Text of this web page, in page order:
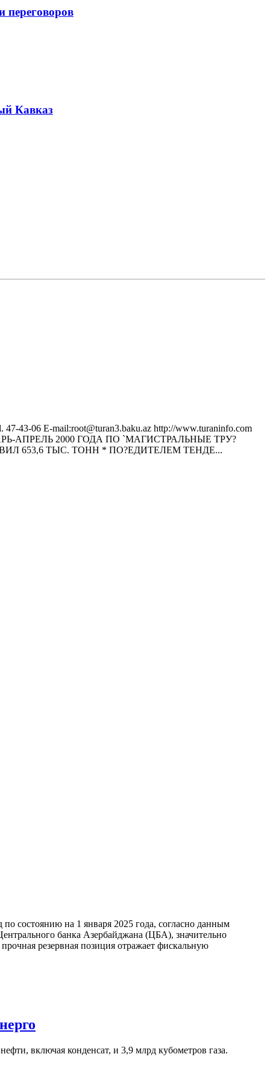
переговоров
Кавказ
43-06 E-mail:root@turan3.baku.az httр://www.turaninfo.com
АПРЕЛЬ 2000 ГОДА ПО `МАГИСТРАЛЬНЫЕ ТРУ?
653,6 ТЫС. ТОНН * ПО?ЕДИТЕЛЕМ ТЕНДЕ...
состоянию на 1 января 2025 года, согласно данным
банка Азербайджана (ЦБА), значительно
резервная позиция отражает фискальную
включая конденсат, и 3,9 млрд кубометров газа.